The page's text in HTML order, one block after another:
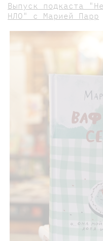
Выпуск подкаста
НЛО" с Марией Парр